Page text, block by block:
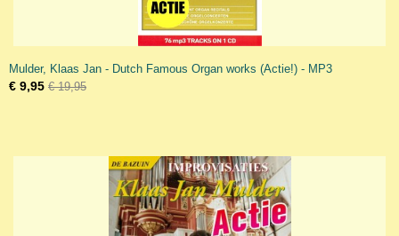
Mulder, Klaas Jan - Dutch Famous Organ works (Actie!) - MP3
€ 9,95 € 19,95